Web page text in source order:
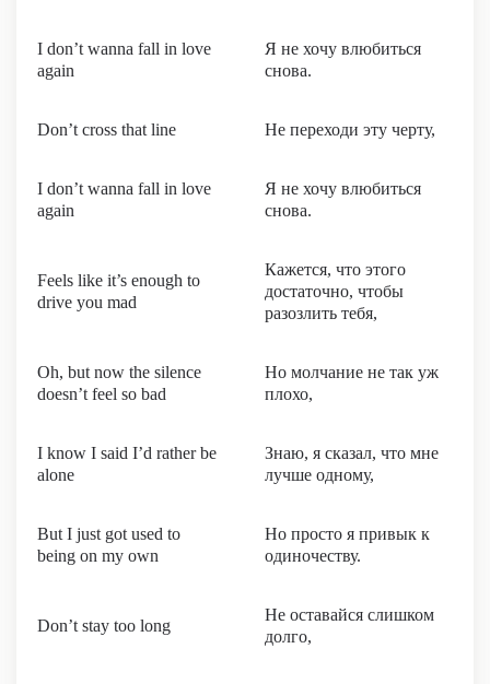
I don’t wanna fall in love
again
Я не хочу влюбиться
снова.
Don’t cross that line Не переходи эту черту,
I don’t wanna fall in love
again
Я не хочу влюбиться
снова.
Feels like it’s enough to
drive you mad
Кажется, что этого
достаточно, чтобы
разозлить тебя,
Oh, but now the silence
doesn’t feel so bad
Но молчание не так уж
плохо,
I know I said I’d rather be
alone
Знаю, я сказал, что мне
лучше одному,
But I just got used to
being on my own
Но просто я привык к
одиночеству.
Don’t stay too long
Не оставайся слишком
долго,